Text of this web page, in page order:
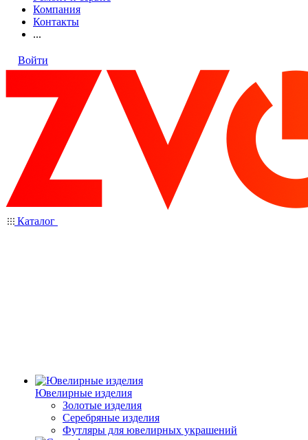
Компания
Контакты
...
Войти
Каталог
Ювелирные изделия
Золотые изделия
Серебряные изделия
Футляры для ювелирных украшений